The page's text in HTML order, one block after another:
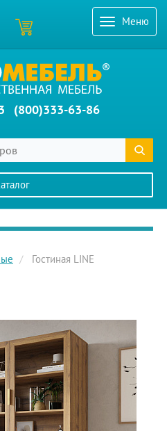
Меню
(800)333-63-86
Гостиная LINE